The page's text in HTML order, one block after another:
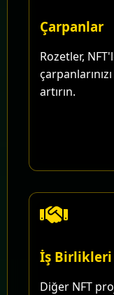
Çarpanlar
Rozetler,
artırın.
İş Birlikleri
Diğer NFT